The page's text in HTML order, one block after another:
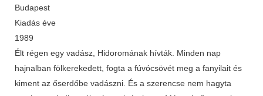
Budapest
Kiadás éve
1989
Élt régen egy vadász, Hidoromának hívták. Minden nap
hajnalban fölkerekedett, fogta a fúvócsövét meg a fanyilait és
kiment az őserdőbe vadászni. És a szerencse nem hagyta